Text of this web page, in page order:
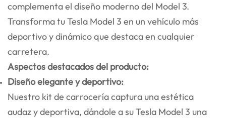
complementa el diseño moderno del Model 3.
Transforma tu Tesla Model 3 en un vehículo más
deportivo y dinámico que destaca en cualquier
carretera.
Aspectos destacados del producto:
Diseño elegante y deportivo:
Nuestro kit de carrocería captura una estética
audaz y deportiva, dándole a su Tesla Model 3 una